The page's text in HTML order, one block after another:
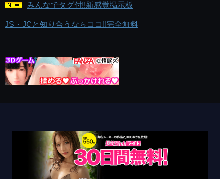
みんなでタグ付!!新感覚掲示板
JS・JCと知り合うならココ!!完全無料